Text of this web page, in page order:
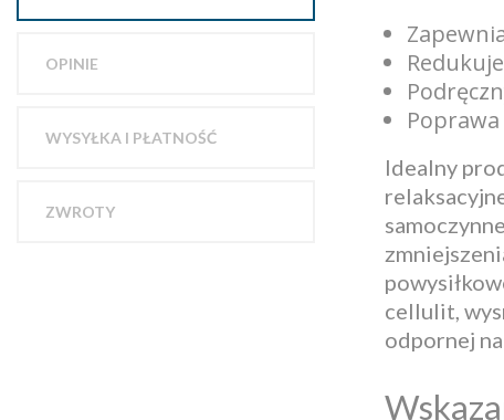
OPINIE
WYSYŁKA I PŁATNOŚĆ
ZWROTY
Idealny
cellulit,
odpornej